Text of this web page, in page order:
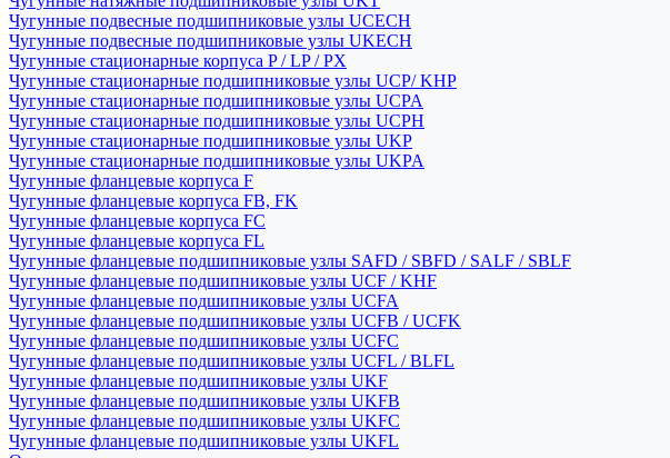
Чугунные подвесные подшипниковые узлы UCECH
Чугунные подвесные подшипниковые узлы UKECH
Чугунные стационарные корпуса P / LP / PX
Чугунные стационарные подшипниковые узлы UCP/ KHP
Чугунные стационарные подшипниковые узлы UCPA
Чугунные стационарные подшипниковые узлы UCPH
Чугунные стационарные подшипниковые узлы UKP
Чугунные стационарные подшипниковые узлы UKPA
Чугунные фланцевые корпуса F
Чугунные фланцевые корпуса FB, FK
Чугунные фланцевые корпуса FC
Чугунные фланцевые корпуса FL
Чугунные фланцевые подшипниковые узлы SAFD / SBFD / SALF / SBLF
Чугунные фланцевые подшипниковые узлы UCF / KHF
Чугунные фланцевые подшипниковые узлы UCFA
Чугунные фланцевые подшипниковые узлы UCFB / UCFK
Чугунные фланцевые подшипниковые узлы UCFC
Чугунные фланцевые подшипниковые узлы UCFL / BLFL
Чугунные фланцевые подшипниковые узлы UKF
Чугунные фланцевые подшипниковые узлы UKFB
Чугунные фланцевые подшипниковые узлы UKFC
Чугунные фланцевые подшипниковые узлы UKFL